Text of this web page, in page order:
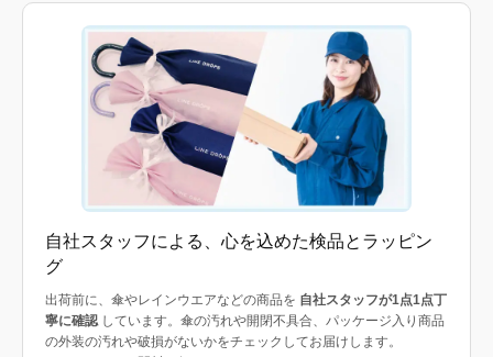
自社スタッフによる、心を込めた検品とラッピン
グ
出荷前に、傘やレインウエアなどの商品を 自社スタッフが1点1点丁
寧に確認しています。傘の汚れや開閉不具合、パッケージ入り商品
の外装の汚れや破損がないかをチェックしてお届けします。